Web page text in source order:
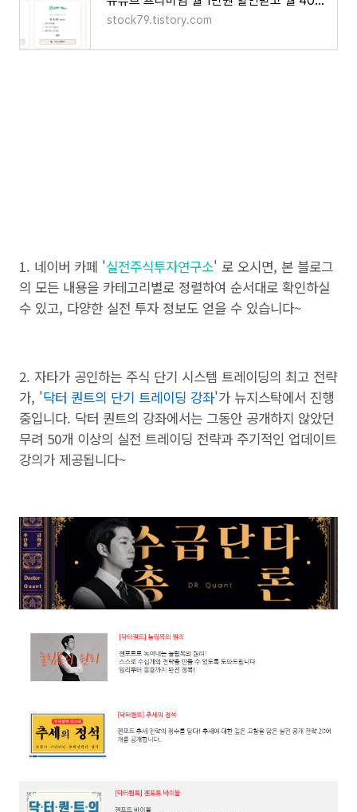
stock79.tistory.com
1. 네이버 카페 '실전주식투자연구소' 로 오시면, 본 블로그
의 모든 내용을 카테고리별로 정렬하여 순서대로 확인하실
수 있고, 다양한 실전 투자 정보도 얻을 수 있습니다~
2. 자타가 공인하는 주식 단기 시스템 트레이딩의 최고 전략
가, '닥터 퀀트의 단기 트레이딩 강좌'가 뉴지스탁에서 진행
중입니다. 닥터 퀀트의 강좌에서는 그동안 공개하지 않았던
무려 50개 이상의 실전 트레이딩 전략과 주기적인 업데이트
강의가 제공됩니다~